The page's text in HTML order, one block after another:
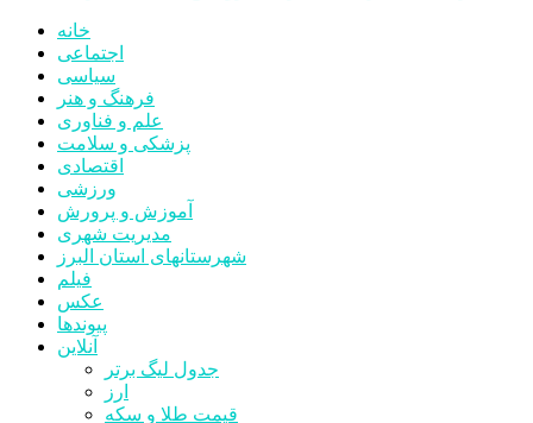
خانه
اجتماعی
سیاسی
فرهنگ و هنر
علم و فناوری
پزشکی و سلامت
اقتصادی
ورزشی
آموزش و پرورش
مدیریت شهری
شهرستانهای استان البرز
فیلم
عکس
پیوندها
آنلاین
جدول لیگ برتر
ارز
قیمت طلا و سکه